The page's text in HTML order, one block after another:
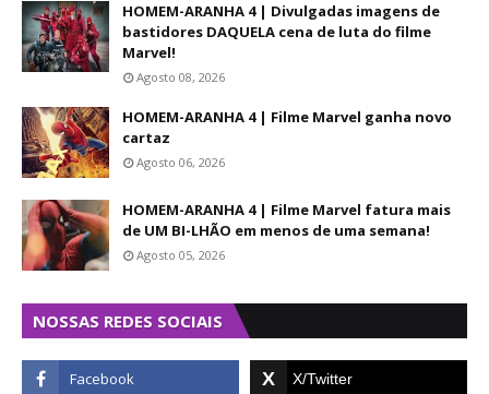
HOMEM-ARANHA 4 | Divulgadas imagens de
bastidores DAQUELA cena de luta do filme
Marvel!
Agosto 08, 2026
HOMEM-ARANHA 4 | Filme Marvel ganha novo
cartaz
Agosto 06, 2026
HOMEM-ARANHA 4 | Filme Marvel fatura mais
de UM BI-LHÃO em menos de uma semana!
Agosto 05, 2026
NOSSAS REDES SOCIAIS